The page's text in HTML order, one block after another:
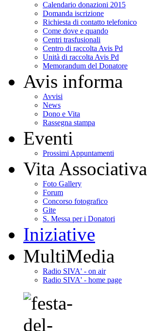
Calendario donazioni 2015
Domanda iscrizione
Richiesta di contatto telefonico
Come dove e quando
Centri trasfusionali
Centro di raccolta Avis Pd
Unità di raccolta Avis Pd
Memorandum del Donatore
Avis informa
Avvisi
News
Dono e Vita
Rassegna stampa
Eventi
Prossimi Appuntamenti
Vita Associativa
Foto Gallery
Forum
Concorso fotografico
Gite
S. Messa per i Donatori
Iniziative
MultiMedia
Radio SIVA' - on air
Radio SIVA' - home page